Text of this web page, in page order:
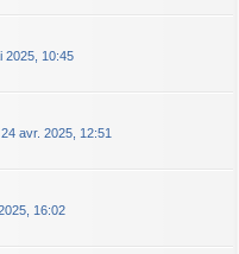
2025, 10:45
24 avr. 2025, 12:51
16:02